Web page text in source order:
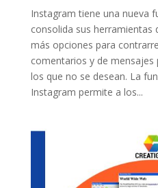
Instagram tiene una nueva
consolida sus herramientas
más opciones para
comentarios y de mensajes
los que no se desean. La
Instagram permite a los...